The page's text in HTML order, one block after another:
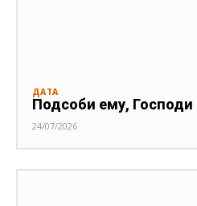
ДАТА
Подсоби ему, Господи
24/07/2026